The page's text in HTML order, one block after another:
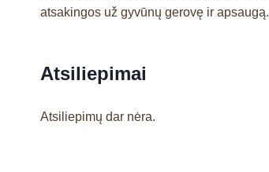
atsakingos už gyvūnų gerovę ir apsaugą.
Atsiliepimai
Atsiliepimų dar nėra.